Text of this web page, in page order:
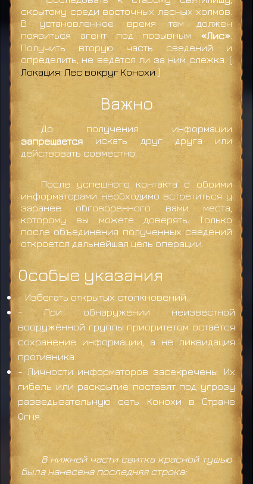
скрытому среди восточных лесных холмов.
В установленное время там должен
появиться агент под позывным «Лис».
Получить вторую часть сведений и
определить, не ведётся ли за ним слежка. (
Локация: Лес вокруг Конохи )
Важно
До получения информации
запрещается искать друг друга или
действовать совместно.
После успешного контакта с обоими
информаторами необходимо встретиться у
заранее обговоренного вами места,
которому вы можете доверять. Только
после объединения полученных сведений
откроется дальнейшая цель операции.
Особые указания
- Избегать открытых столкновений.
- При обнаружении неизвестной
вооружённой группы приоритетом остаётся
сохранение информации, а не ликвидация
противника.
- Личности информаторов засекречены. Их
гибель или раскрытие поставят под угрозу
разведывательную сеть Конохи в Стране
Огня.
В нижней части свитка красной тушью
была нанесена последняя строка: